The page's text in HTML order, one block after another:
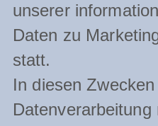
unserer
Daten zu
statt.
In diesen